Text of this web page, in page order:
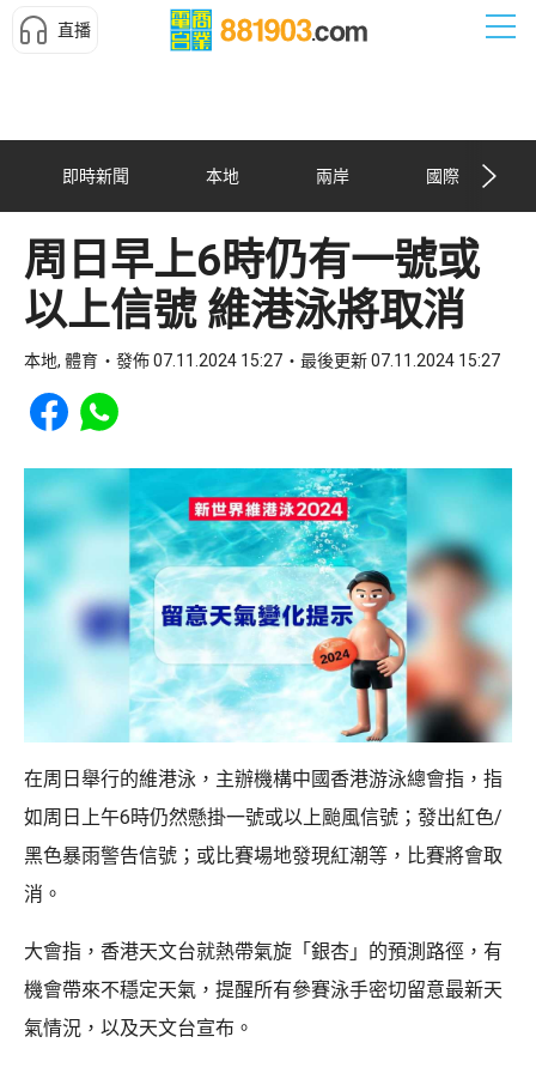
直播
即時新聞 本地 兩岸 國際
周日早上6時仍有一號或
以上信號 維港泳將取消
本地, 體育 發佈 07.11.2024 15:27 最後更新 07.11.2024 15:27
Share to Facebook
Share to WhatsApp
在周日舉行的維港泳，主辦機構中國香港游泳總會指，指
如周日上午6時仍然懸掛一號或以上颱風信號；發出紅色/
黑色暴雨警告信號；或比賽場地發現紅潮等，比賽將會取
消。
大會指，香港天文台就熱帶氣旋「銀杏」的預測路徑，有
機會帶來不穩定天氣，提醒所有參賽泳手密切留意最新天
氣情況，以及天文台宣布。